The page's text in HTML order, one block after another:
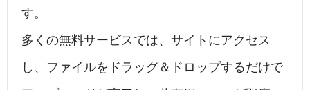
す。
多くの無料サービスでは、サイトにアクセス
し、ファイルをドラッグ＆ドロップするだけで